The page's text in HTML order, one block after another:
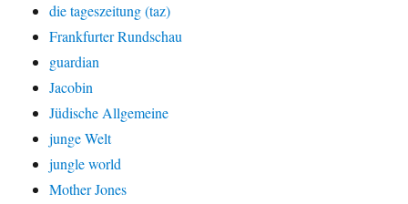
die tageszeitung (taz)
Frankfurter Rundschau
guardian
Jacobin
Jüdische Allgemeine
junge Welt
jungle world
Mother Jones